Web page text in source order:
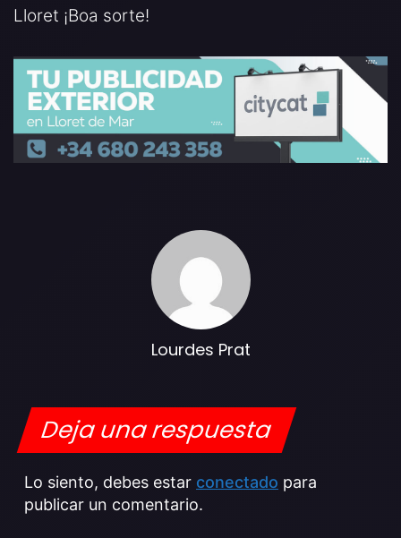
Lloret ¡Boa sorte!
Lourdes Prat
Deja una respuesta
Lo siento, debes estar conectado para
publicar un comentario.